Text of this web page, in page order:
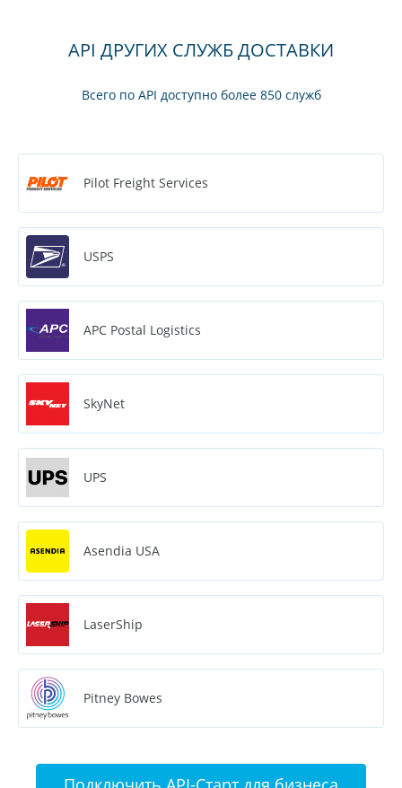
API ДРУГИХ СЛУЖБ ДОСТАВКИ
Всего по API доступно более 850 служб
Pilot Freight Services
USPS
APC Postal Logistics
SkyNet
UPS
Asendia USA
LaserShip
Pitney Bowes